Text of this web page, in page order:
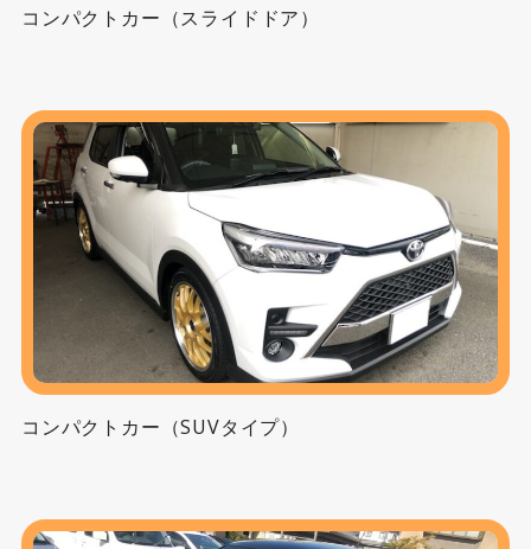
コンパクトカー（スライドドア）
コンパクトカー（SUVタイプ）